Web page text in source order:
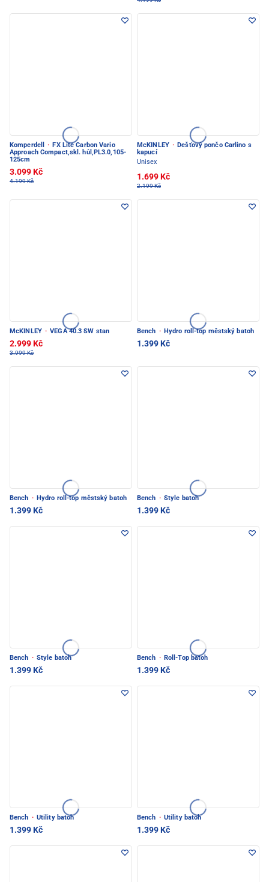
Komperdell · FX Lite Carbon Vario
Approach Compact,skl. hůl,PL3.0,105-
125cm
3.099 Kč
4.199 Kč
McKINLEY · Dešťový pončo Carlino s
kapucí
Unisex
1.699 Kč
2.199 Kč
McKINLEY · VEGA 40.3 SW stan
2.999 Kč
3.999 Kč
Bench · Hydro roll-top městský batoh
1.399 Kč
Bench · Hydro roll-top městský batoh
1.399 Kč
Bench · Style batoh
1.399 Kč
Bench · Style batoh
1.399 Kč
Bench · Roll-Top batoh
1.399 Kč
Bench · Utility batoh
1.399 Kč
Bench · Utility batoh
1.399 Kč